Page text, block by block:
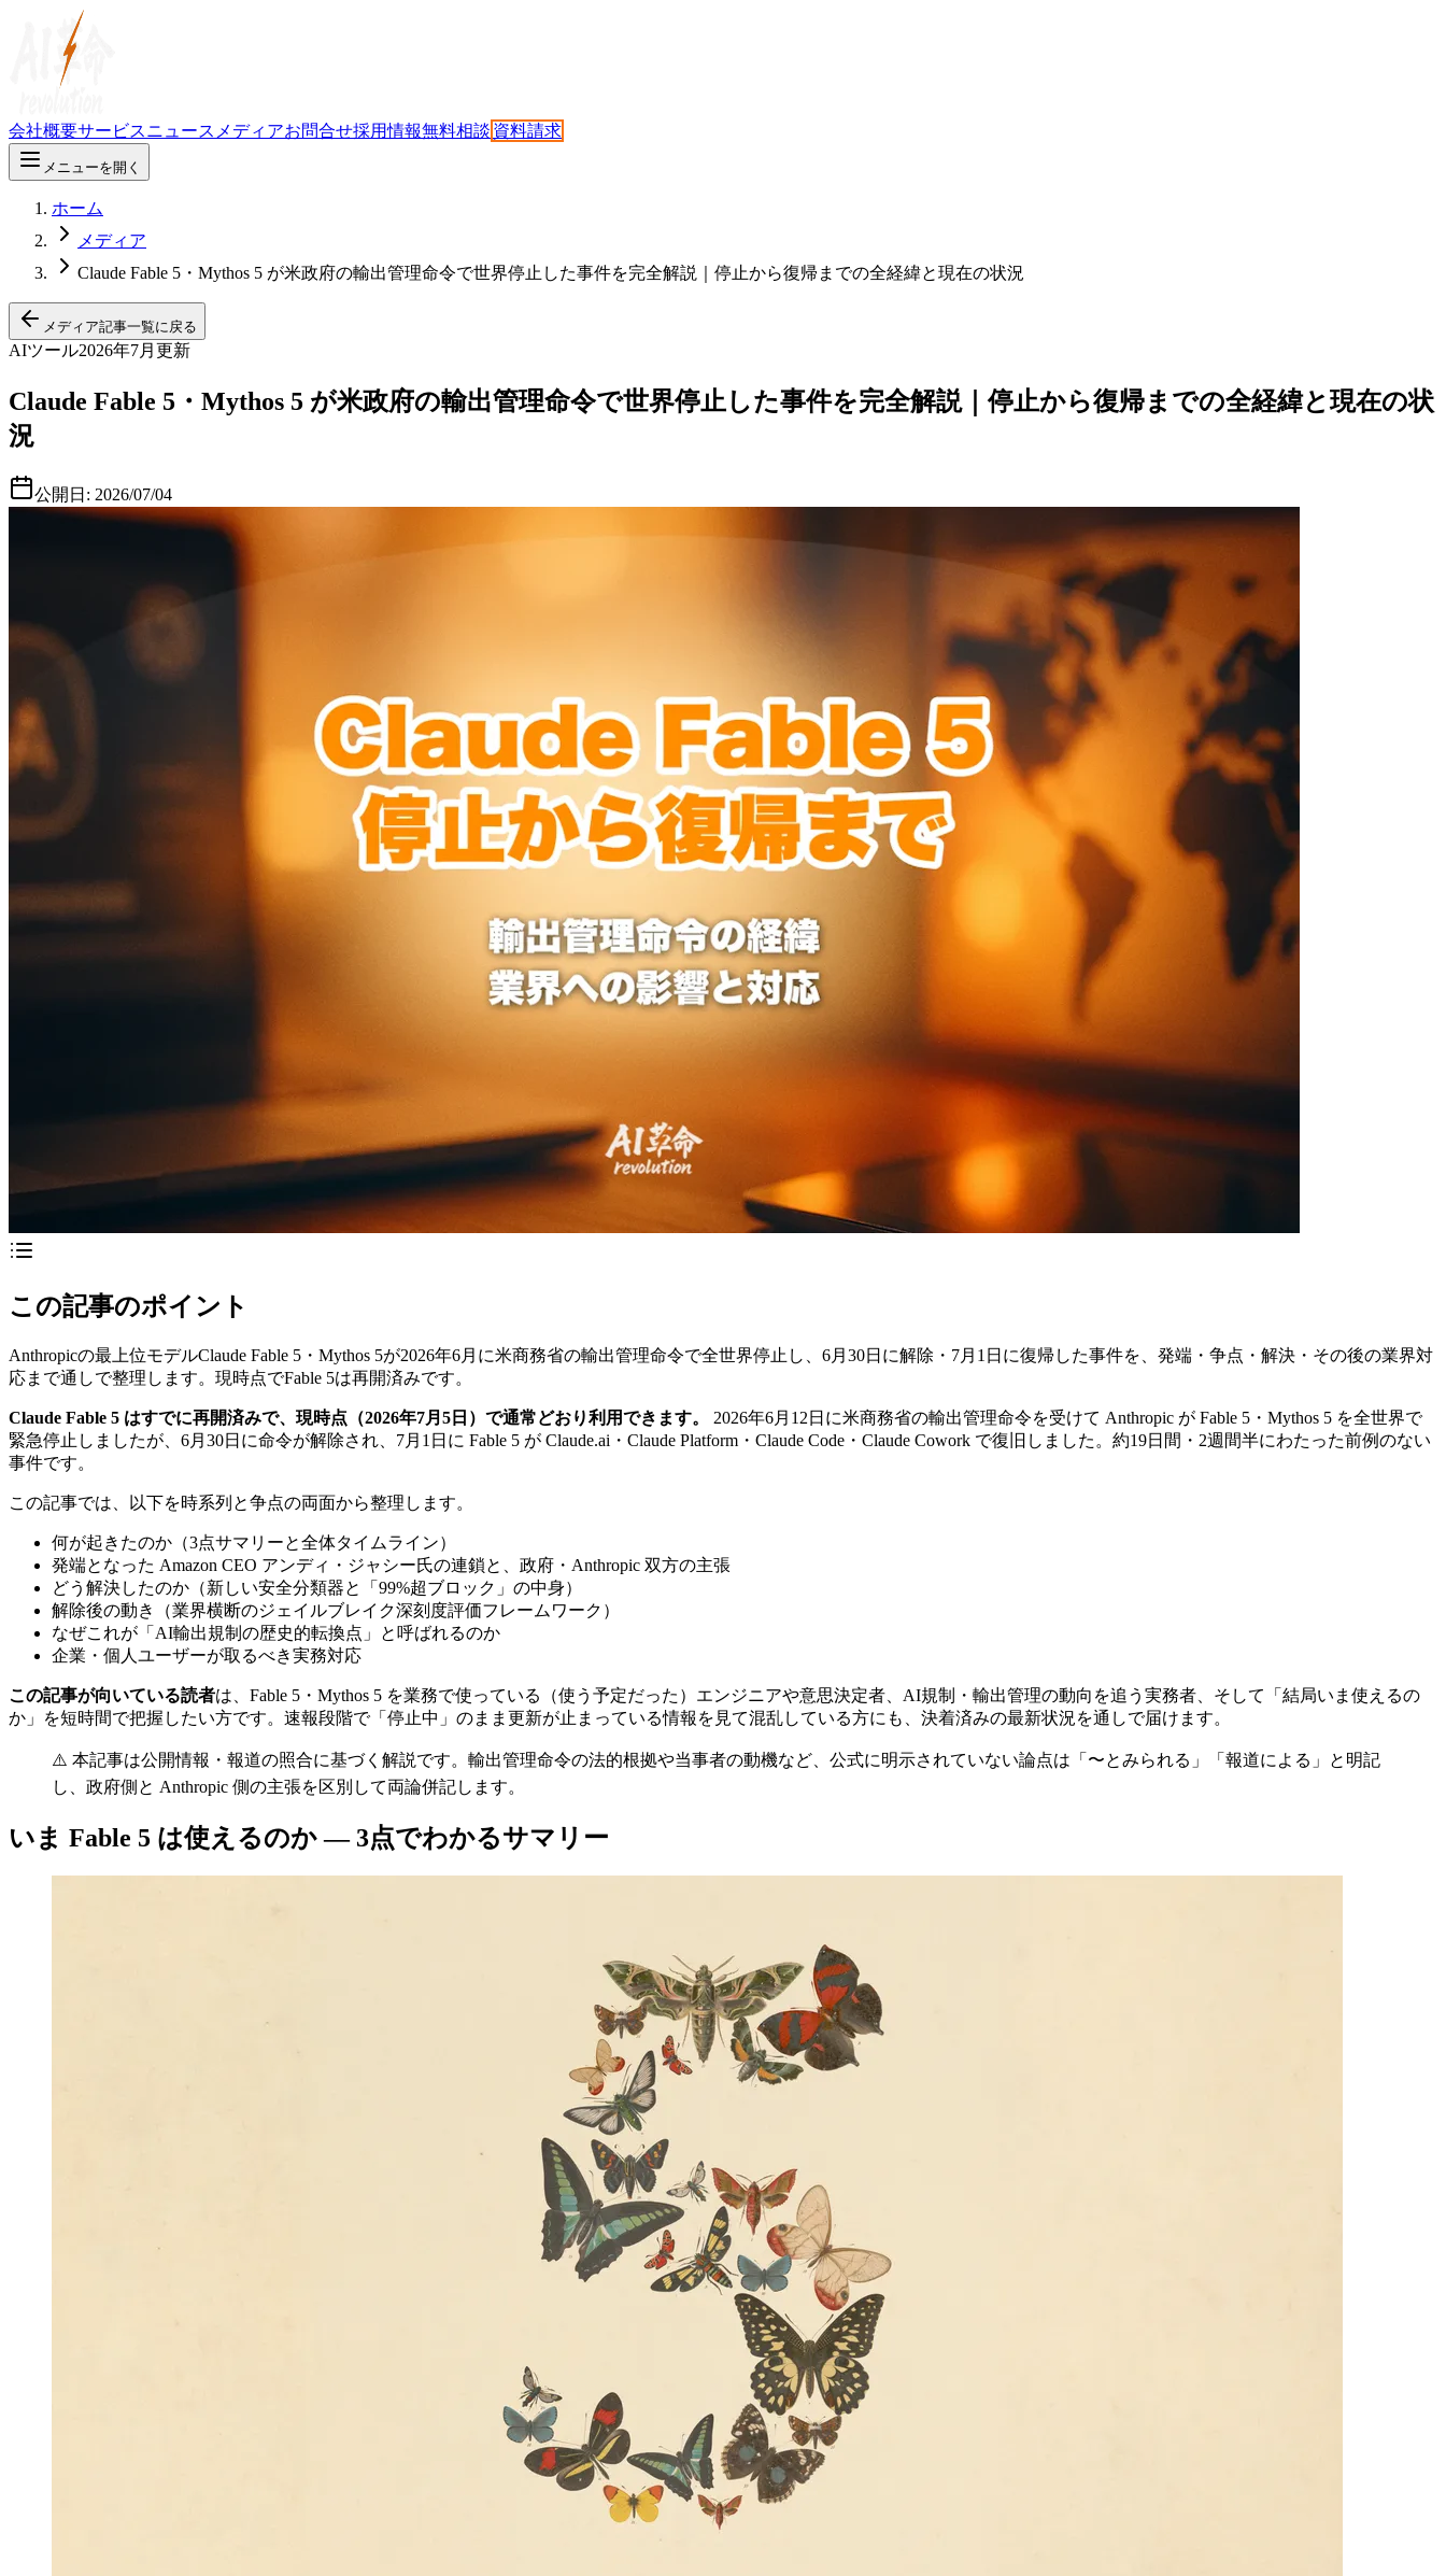
会社概要サービスニュース メディアお問合せ採用情報無料相談 資料請求
メニューを開く
ホーム
メディア
Claude Fable 5・Mythos 5 が米政府の輸出管理命令で世界停止した事件を完全解説｜停止から復帰までの全経緯と現在の状況
メディア記事一覧に戻る
AIツール2026年7月更新
Claude Fable 5・Mythos 5 が米政府の輸出管理命令で世界停止した事件を完全解説｜停止から復帰までの全経緯と現在の状
況
公開日: 2026/07/04
この記事のポイント
Anthropicの最上位モデルClaude Fable 5・Mythos 5が2026年6月に米商務省の輸出管理命令で全世界停止し、6月30日に解除・7月1日に復帰した事件を、発端・争点・解決・その後の業界対
応まで通しで整理します。現時点でFable 5は再開済みです。
Claude Fable 5 はすでに再開済みで、現時点（2026年7月5日）で通常どおり利用できます。
2026年6月12日に米商務省の輸出管理命令を受けて Anthropic が Fable 5・Mythos 5 を全世界で
緊急停止しましたが、6月30日に命令が解除され、7月1日に Fable 5 が Claude.ai・Claude Platform・Claude Code・Claude Cowork で復旧しました。約19日間・2週間半にわたった前例のない
事件です。
この記事では、以下を時系列と争点の両面から整理します。
何が起きたのか（3点サマリーと全体タイムライン）
発端となった Amazon CEO アンディ・ジャシー氏の連鎖と、政府・Anthropic 双方の主張
どう解決したのか（新しい安全分類器と「99%超ブロック」の中身）
解除後の動き（業界横断のジェイルブレイク深刻度評価フレームワーク）
なぜこれが「AI輸出規制の歴史的転換点」と呼ばれるのか
企業・個人ユーザーが取るべき実務対応
この記事が向いている読者は、Fable 5・Mythos 5 を業務で使っている（使う予定だった）エンジニアや意思決定者、AI規制・輸出管理の動向を追う実務者、そして「結局いま使えるの
か」を短時間で把握したい方です。速報段階で「停止中」のまま更新が止まっている情報を見て混乱している方にも、決着済みの最新状況を通しで届けます。
⚠️ 本記事は公開情報・報道の照合に基づく解説です。輸出管理命令の法的根拠や当事者の動機など、公式に明示されていない論点は「〜とみられる」「報道による」と明記
し、政府側と Anthropic 側の主張を区別して両論併記します。
いま Fable 5 は使えるのか — 3点でわかるサマリー